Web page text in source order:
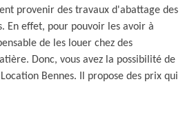
provenir des travaux d'abattage des
En effet, pour pouvoir les avoir à
de les louer chez des
Donc, vous avez la possibilité de
Bennes. Il propose des prix qui